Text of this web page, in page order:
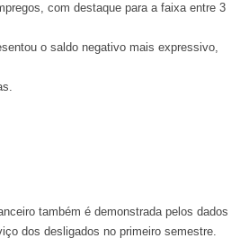
com destaque para a faixa entre 3
o saldo negativo mais expressivo,
também é demonstrada pelos dados
dos desligados no primeiro semestre.